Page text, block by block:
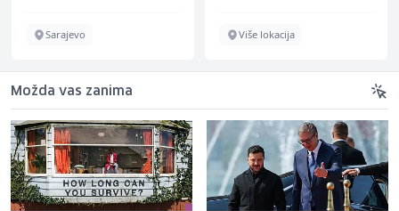
Sarajevo Više lokacija
Možda vas zanima